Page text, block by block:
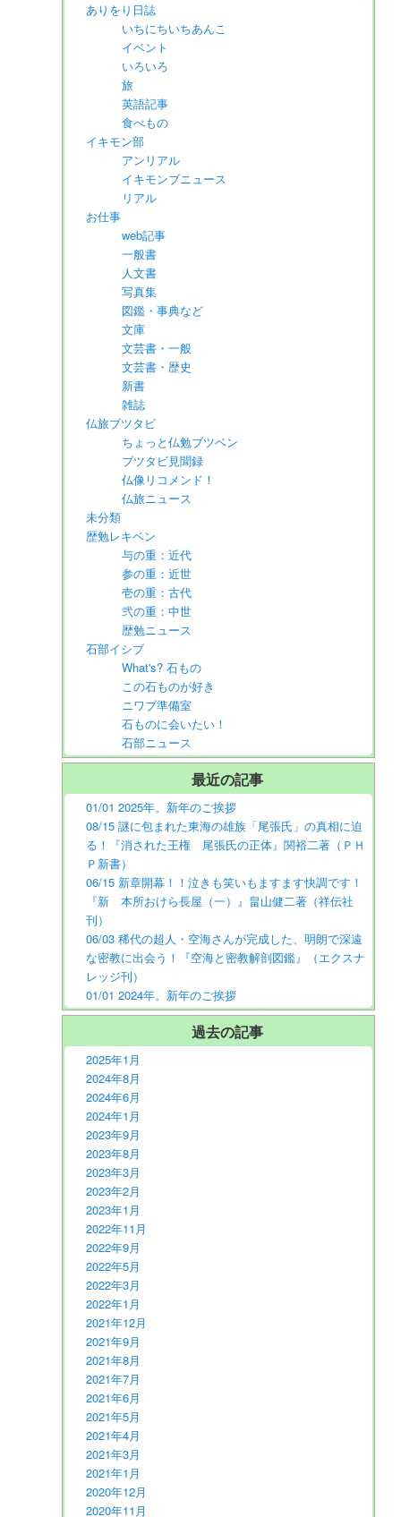
ありをり日誌
いちにちいちあんこ
イベント
いろいろ
旅
英語記事
食べもの
イキモン部
アンリアル
イキモンブニュース
リアル
お仕事
web記事
一般書
人文書
写真集
図鑑・事典など
文庫
文芸書・一般
文芸書・歴史
新書
雑誌
仏旅ブツタビ
ちょっと仏勉ブツベン
ブツタビ見聞録
仏像リコメンド！
仏旅ニュース
未分類
歴勉レキベン
与の重：近代
参の重：近世
壱の重：古代
弐の重：中世
歴勉ニュース
石部イシブ
What's? 石もの
この石ものが好き
ニワブ準備室
石ものに会いたい！
石部ニュース
最近の記事
01/01 2025年。新年のご挨拶
08/15 謎に包まれた東海の雄族「尾張氏」の真相に迫
る！『消された王権 尾張氏の正体』関裕二著（ＰＨ
Ｐ新書）
06/15 新章開幕！！泣きも笑いもますます快調です！
『新 本所おけら長屋（一）』畠山健二著（祥伝社
刊）
06/03 稀代の超人・空海さんが完成した、明朗で深遠
な密教に出会う！『空海と密教解剖図鑑』（エクスナ
レッジ刊）
01/01 2024年。新年のご挨拶
過去の記事
2025年1月
2024年8月
2024年6月
2024年1月
2023年9月
2023年8月
2023年3月
2023年2月
2023年1月
2022年11月
2022年9月
2022年5月
2022年3月
2022年1月
2021年12月
2021年9月
2021年8月
2021年7月
2021年6月
2021年5月
2021年4月
2021年3月
2021年1月
2020年12月
2020年11月